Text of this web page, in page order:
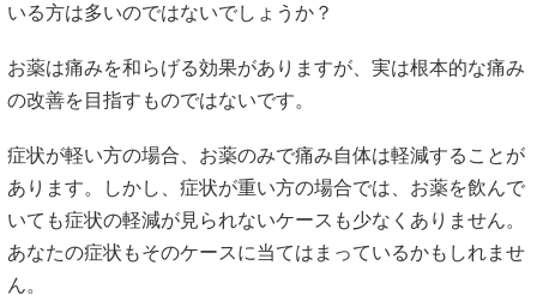
いる方は多いのではないでしょうか？
お薬は痛みを和らげる効果がありますが、実は根本的な痛み
の改善を目指すものではないです。
症状が軽い方の場合、お薬のみで痛み自体は軽減することが
あります。しかし、症状が重い方の場合では、お薬を飲んで
いても症状の軽減が見られないケースも少なくありません。
あなたの症状もそのケースに当てはまっているかもしれませ
ん。